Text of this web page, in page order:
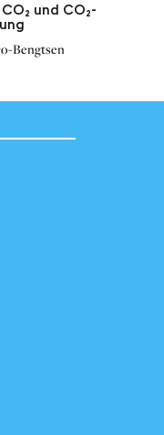
und CO₂-
Bengtsen